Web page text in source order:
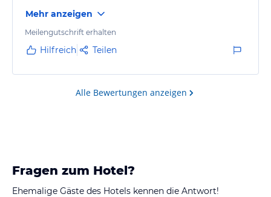
Mehr anzeigen
Meilengutschrift erhalten
Hilfreich Teilen
Alle Bewertungen anzeigen
Fragen zum Hotel?
Ehemalige Gäste des Hotels kennen die Antwort!